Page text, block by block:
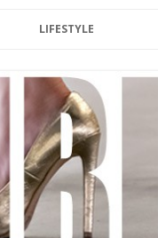
LIFESTYLE
LIFESTYLE/TRAVEL
SPA/ SAUNA
HOTEL & WELLNESS
INTERIOR